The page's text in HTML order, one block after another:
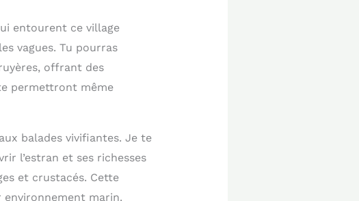
entourent ce village
vagues. Tu pourras
offrant des
permettront même
balades vivifiantes. Je te
l’estran et ses richesses
et crustacés. Cette
marin.